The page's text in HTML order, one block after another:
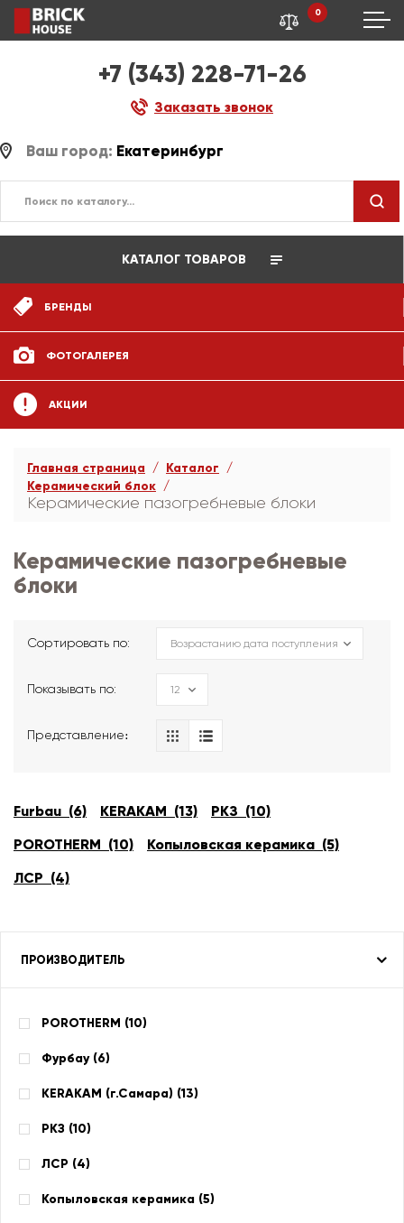
+7 (343) 228-71-26
Заказать звонок
0
Ваш город: Екатеринбург
КАТАЛОГ ТОВАРОВ
БРЕНДЫ
ФОТОГАЛЕРЕЯ
АКЦИИ
Главная страница
Каталог
Керамический блок
Керамические пазогребневые блоки
Керамические пазогребневые
блоки
Сортировать по:
Показывать по:
Представление։
Furbau (6) KERAKAM (13)
РКЗ (10)
POROTHERM (10)
Копыловская керамика (5)
ЛСР (4)
ПРОИЗВОДИТЕЛЬ
POROTHERM (10)
Фурбау (6)
KERAKAM (г.Самара) (13)
РКЗ (10)
ЛСР (4)
Копыловская керамика (5)